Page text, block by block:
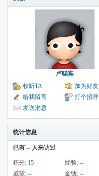
卢聪宾
收听TA
加为好友
给我留言
打个招呼
发送消息
统计信息
已有 -- 人来访过
积分: 15 经验: --
威望: -- 金钱: --